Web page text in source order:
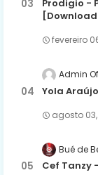
Prodigio -
fevereiro
Admin
Yola
agosto
Bué de
Cef Tanzy